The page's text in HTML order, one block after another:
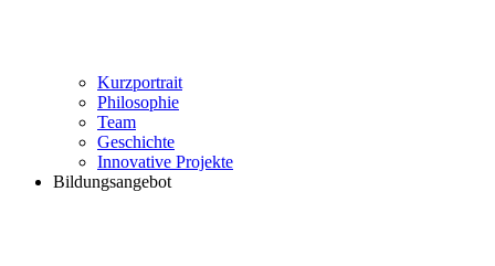
Kurzportrait
Philosophie
Team
Geschichte
Innovative Projekte
Bildungsangebot